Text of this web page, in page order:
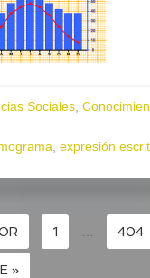
Sociales
expresión
1 404
»